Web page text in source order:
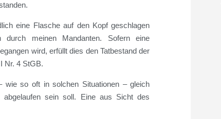
eine Flasche auf den Kopf geschlagen
meinen Mandanten. Sofern eine
wird, erfüllt dies den Tatbestand der
Nr. 4 StGB.
wie so oft in solchen Situationen – gleich
abgelaufen sein soll. Eine aus Sicht des